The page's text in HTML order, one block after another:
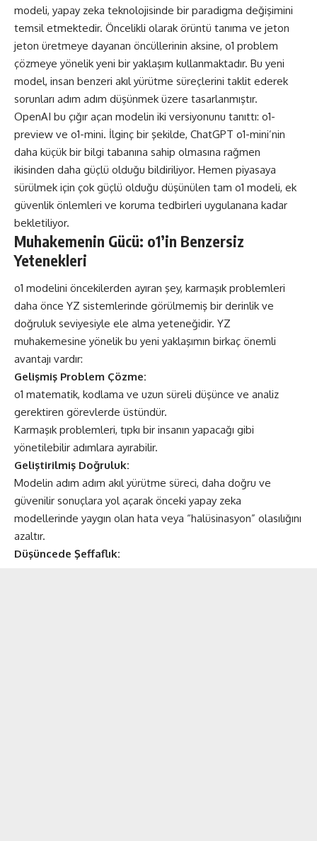
modeli, yapay zeka teknolojisinde bir paradigma değişimini
temsil etmektedir. Öncelikli olarak örüntü tanıma ve jeton
jeton üretmeye dayanan öncüllerinin aksine, o1 problem
çözmeye yönelik yeni bir yaklaşım kullanmaktadır. Bu yeni
model, insan benzeri akıl yürütme süreçlerini taklit ederek
sorunları adım adım düşünmek üzere tasarlanmıştır.
OpenAI bu çığır açan modelin iki versiyonunu tanıttı: o1-
preview ve o1-mini. İlginç bir şekilde, ChatGPT o1-mini’nin
daha küçük bir bilgi tabanına sahip olmasına rağmen
ikisinden daha güçlü olduğu bildiriliyor. Hemen piyasaya
sürülmek için çok güçlü olduğu düşünülen tam o1 modeli, ek
güvenlik önlemleri ve koruma tedbirleri uygulanana kadar
bekletiliyor.
Muhakemenin Gücü: o1’in Benzersiz
Yetenekleri
o1 modelini öncekilerden ayıran şey, karmaşık problemleri
daha önce YZ sistemlerinde görülmemiş bir derinlik ve
doğruluk seviyesiyle ele alma yeteneğidir. YZ
muhakemesine yönelik bu yeni yaklaşımın birkaç önemli
avantajı vardır:
Gelişmiş Problem Çözme:
o1 matematik, kodlama ve uzun süreli düşünce ve analiz
gerektiren görevlerde üstündür.
Karmaşık problemleri, tıpkı bir insanın yapacağı gibi
yönetilebilir adımlara ayırabilir.
Geliştirilmiş Doğruluk:
Modelin adım adım akıl yürütme süreci, daha doğru ve
güvenilir sonuçlara yol açarak önceki yapay zeka
modellerinde yaygın olan hata veya “halüsinasyon” olasılığını
azaltır.
Düşüncede Şeffaflık: